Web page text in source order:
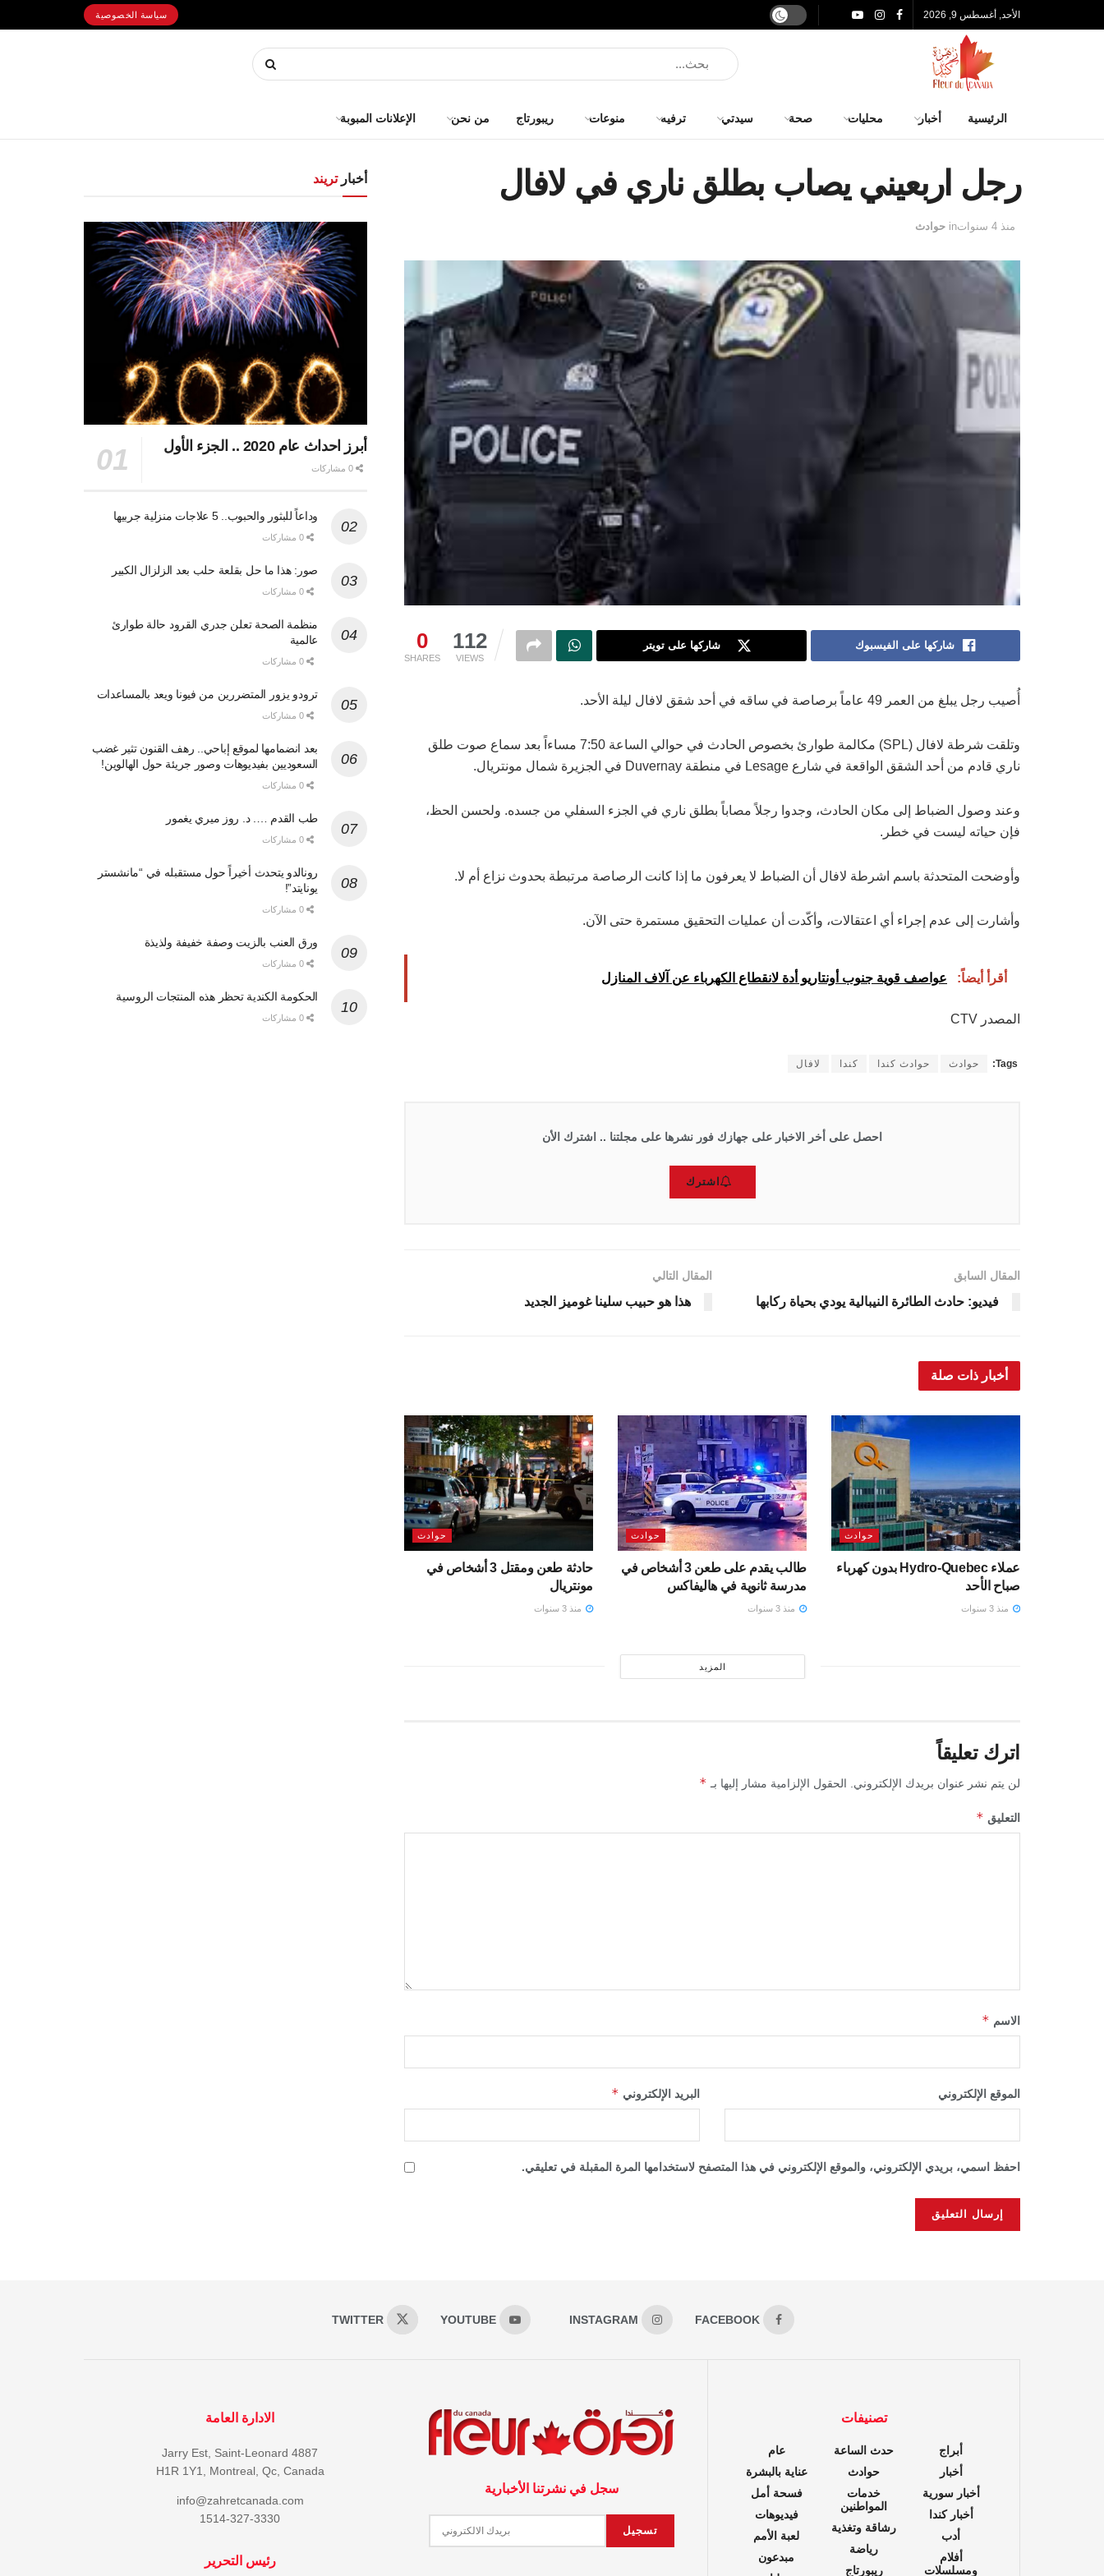
الأحد, أغسطس 9, 2026 سياسة الخصوصية
الرئيسية أخبار محليات صحة سيدتي ترفيه منوعات ريبورتاج من نحن الإعلانات المبوبة
رجل اربعيني يصاب بطلق ناري في لافال
منذ 4 سنوات in حوادث
0
SHARES
112
VIEWS
شاركها على الفيسبوك شاركها على تويتر
أُصيب رجل يبلغ من العمر 49 عاماً برصاصة في ساقه في أحد شقق لافال ليلة الأحد.
وتلقت شرطة لافال (SPL) مكالمة طوارئ بخصوص الحادث في حوالي الساعة 7:50 مساءاً بعد سماع صوت طلق
ناري قادم من أحد الشقق الواقعة في شارع Lesage في منطقة Duvernay في الجزيرة شمال مونتريال.
وعند وصول الضباط إلى مكان الحادث، وجدوا رجلاً مصاباً بطلق ناري في الجزء السفلي من جسده. ولحسن الحظ،
فإن حياته ليست في خطر.
وأوضحت المتحدثة باسم اشرطة لافال أن الضباط لا يعرفون ما إذا كانت الرصاصة مرتبطة بحدوث نزاع أم لا.
وأشارت إلى عدم إجراء أي اعتقالات، وأكّدت أن عمليات التحقيق مستمرة حتى الآن.
أقرأ أيضاً: عواصف قوية جنوب أونتاريو أدة لانقطاع الكهرباء عن آلاف المنازل
المصدر CTV
Tags: حوادث حوادث كندا كندا لافال
احصل على أخر الاخبار على جهازك فور نشرها على مجلتنا .. اشترك الأن
اشترك
المقال السابق
فيديو: حادث الطائرة النيبالية يودي بحياة ركابها
المقال التالي
هذا هو حبيب سلينا غوميز الجديد
أخبار ذات صلة
حوادث
عملاء Hydro-Quebec بدون كهرباء
صباح الأحد
منذ 3 سنوات
حوادث
طالب يقدم على طعن 3 أشخاص في
مدرسة ثانوية في هاليفاكس
منذ 3 سنوات
حوادث
حادثة طعن ومقتل 3 أشخاص في
مونتريال
منذ 3 سنوات
المزيد
اترك تعليقاً
لن يتم نشر عنوان بريدك الإلكتروني. الحقول الإلزامية مشار إليها بـ *
التعليق *
الاسم *
البريد الإلكتروني * الموقع الإلكتروني
احفظ اسمي، بريدي الإلكتروني، والموقع الإلكتروني في هذا المتصفح لاستخدامها المرة المقبلة في تعليقي.
أخبارتريند
أبرز احداث عام 2020 .. الجزء الأول
وداعاً للبثور والحبوب.. 5 علاجات منزلية جربيها
صور: هذا ما حل بقلعة حلب بعد الزلزال الكبير
منظمة الصحة تعلن جدري القرود حالة طوارئ
عالمية
ترودو يزور المتضررين من فيونا ويعد بالمساعدات
بعد انضمامها لموقع إباحي.. رهف القنون تثير غضب
السعوديين بفيديوهات وصور جريئة حول الهالوين!
طب القدم …. د. روز ميري يغمور
رونالدو يتحدث أخيراً حول مستقبله في “مانشستر
يونايتد”!
ورق العنب بالزيت وصفة خفيفة ولذيذة
الحكومة الكندية تحظر هذه المنتجات الروسية
FACEBOOK
INSTAGRAM
YOUTUBE
TWITTER
تصنيفات
أبراج
أخبار
أخبار سورية
أخبار كندا
أدب
أفلام
ومسلسلات
حدث الساعة
حوادث
خدمات
المواطنين
رشاقة وتغذية
رياضة
ريبورتاج
عام
عناية بالبشرة
فسحة أمل
فيديوهات
لعبة الأمم
مبدعون
سجل في نشرتنا الأخبارية
الادارة العامة
4887 Jarry Est, Saint-Leonard
H1R 1Y1, Montreal, Qc, Canada
info@zahretcanada.com
1514-327-3330
رئيس التحرير